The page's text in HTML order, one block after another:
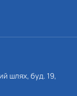
шлях, буд. 19,